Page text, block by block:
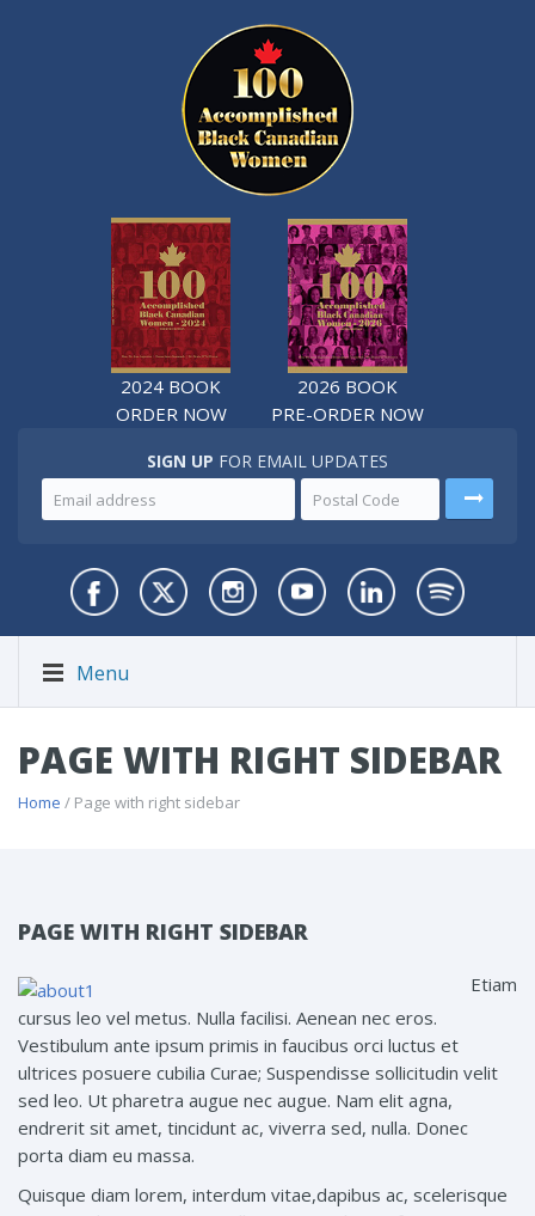
2024 BOOK
ORDER NOW
2026 BOOK
PRE-ORDER NOW
SIGN UP FOR EMAIL UPDATES
Menu
PAGE WITH RIGHT SIDEBAR
Home / Page with right sidebar
PAGE WITH RIGHT SIDEBAR
Etiam
cursus leo vel metus. Nulla facilisi. Aenean nec eros.
Vestibulum ante ipsum primis in faucibus orci luctus et
ultrices posuere cubilia Curae; Suspendisse sollicitudin velit
sed leo. Ut pharetra augue nec augue. Nam elit agna,
endrerit sit amet, tincidunt ac, viverra sed, nulla. Donec
porta diam eu massa.
Quisque diam lorem, interdum vitae,dapibus ac, scelerisque